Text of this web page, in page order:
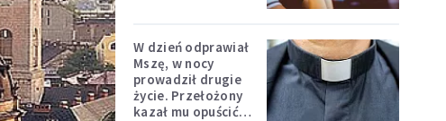
W dzień odprawiał
Mszę, w nocy
prowadził drugie
życie. Przełożony
kazał mu opuścić